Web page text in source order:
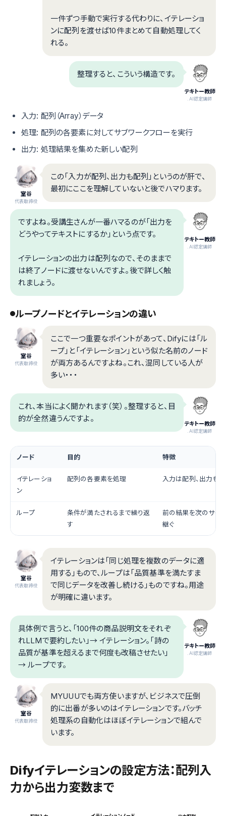
一件ずつ手動で実行する代わりに、イテレーショ
ンに配列を渡せば10件まとめて自動処理してく
れる。
テキトー教師
.AI認定講師
整理すると、こういう構造です。
入力: 配列（Array）データ
処理: 配列の各要素に対してサブワークフローを実行
出力: 処理結果を集めた新しい配列
室谷
代表取締役
この「入力が配列、出力も配列」というのが肝で、
最初にここを理解していないと後でハマります。
テキトー教師
.AI認定講師
ですよね。受講生さんが一番ハマるのが「出力を
どうやってテキストにするか」という点です。
イテレーションの出力は配列なので、そのままで
は終了ノードに渡せないんですよ。後で詳しく触
れましょう。
ループノードとイテレーションの違い
室谷
代表取締役
ここで一つ重要なポイントがあって、Difyには「ル
ープ」と「イテレーション」という似た名前のノード
が両方あるんですよね。これ、混同している人が
多い・・・
テキトー教師
.AI認定講師
これ、本当によく聞かれます（笑）。整理すると、目
的が全然違うんですよ。
ノード 目的 特徴
イテレーショ
ン
配列の各要素を処理 入力は配列、出力も
ループ
条件が満たされるまで繰り返
す
前の結果を次のサイ
継ぐ
室谷
代表取締役
イテレーションは「同じ処理を複数のデータに適
用する」もので、ループは「品質基準を満たすま
で同じデータを改善し続ける」ものですね。用途
が明確に違います。
テキトー教師
.AI認定講師
具体例で言うと、「100件の商品説明文をそれぞ
れLLMで要約したい」→ イテレーション。「詩の
品質が基準を超えるまで何度も改稿させたい」
→ ループです。
室谷
代表取締役
MYUUUでも両方使いますが、ビジネスで圧倒
的に出番が多いのはイテレーションです。バッチ
処理系の自動化はほぼイテレーションで組んで
います。
Difyイテレーションの設定方法：配列入
力から出力変数まで